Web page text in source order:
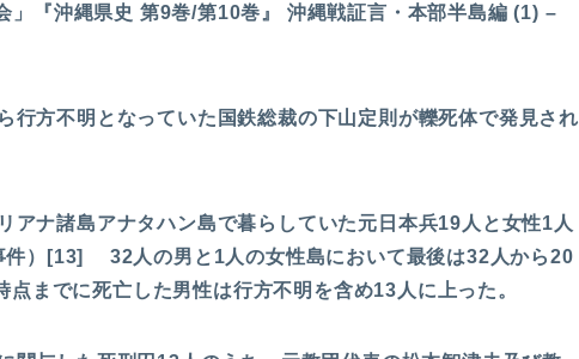
」『沖縄県史 第9巻/第10巻』 沖縄戦証言・本部半島編 (1) –
行方不明となっていた国鉄総裁の下山定則が轢死体で発見され
アナ諸島アナタハン島で暮らしていた元日本兵19人と女性1人
件）[13] 32人の男と1人の女性島において最後は32人から20
までに死亡した男性は行方不明を含め13人に上った。